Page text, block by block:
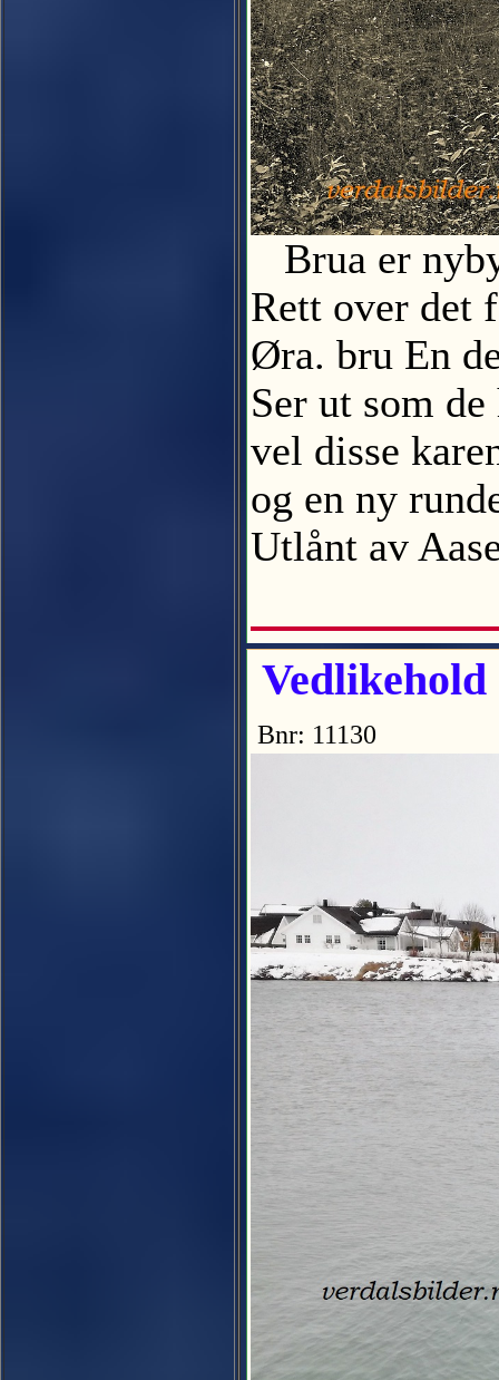
Brua er
Rett over det
Øra. bru En
Ser ut som
vel disse
og en ny
Utlånt av
Bnr: 11130